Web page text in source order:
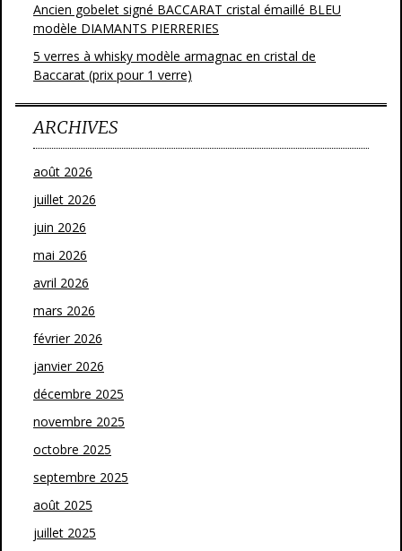
Ancien gobelet signé BACCARAT cristal émaillé BLEU
modèle DIAMANTS PIERRERIES
5 verres à whisky modèle armagnac en cristal de
Baccarat (prix pour 1 verre)
ARCHIVES
août 2026
juillet 2026
juin 2026
mai 2026
avril 2026
mars 2026
février 2026
janvier 2026
décembre 2025
novembre 2025
octobre 2025
septembre 2025
août 2025
juillet 2025